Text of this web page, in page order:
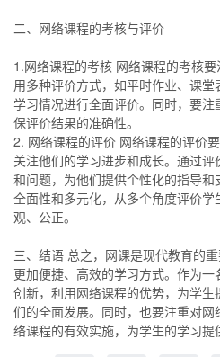
二、网络课程的考核与评价
1.网络课程的考核 网络课程的考核
用多种评价方式，如平时作业、课
学习情况进行全面评价。同时，要
保评价结果的准确性。
2. 网络课程的评价 网络课程的评价
关注他们的学习进步和成长。通过
和问题，为他们提供个性化的指导
全面性和多元化，从多个角度评价
观、公正。
三、结语 总之，网课是现代教育的
更加便捷、高效的学习方式。作为
创新，利用网络课程的优势，为学
们的全面发展。同时，也要注重对
络课程的有效实施，为学生的学习提